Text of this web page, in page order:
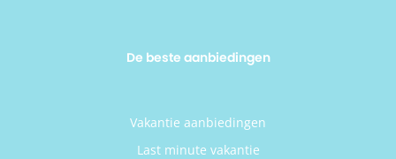
De beste aanbiedingen
Vakantie aanbiedingen
Last minute vakantie